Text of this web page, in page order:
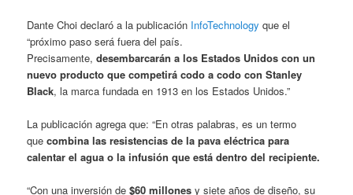
Dante Choi declaró a la publicación InfoTechnology que el
“próximo paso será fuera del país.
Precisamente,desembarcarán a los Estados Unidos con un
nuevo producto que competirá codo a codo con Stanley
Black, la marca fundada en 1913 en los Estados Unidos.”
La publicación agrega que: “En otras palabras, es un termo
quecombina las resistencias de la pava eléctrica para
calentar el agua o la infusión que está dentro del recipiente.
“Con una inversión de$60 millones y siete años de diseño, su